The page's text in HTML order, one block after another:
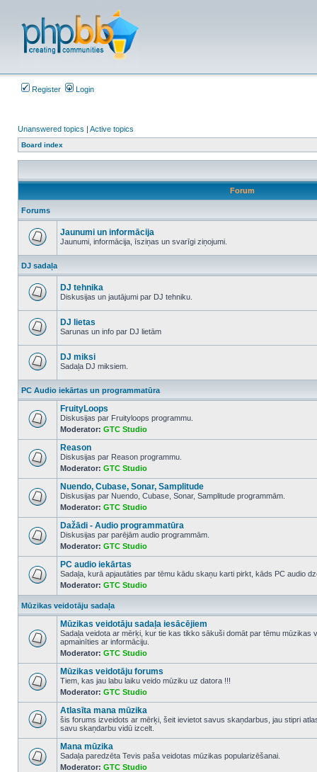
Register Login
Unanswered topics | Active topics
Board index
Forum
Forums
unread
posts
Jaunumi un informācija
Jaunumi, informācija, īsziņas un svarīgi ziņojumi.
DJ sadaļa
unread
posts
DJ tehnika
Diskusijas un jautājumi par DJ tehniku.
unread
posts
DJ lietas
Sarunas un info par DJ lietām
unread
posts
DJ miksi
Sadaļa DJ miksiem.
PC Audio iekārtas un programmatūra
No
unread
posts
FruityLoops
Diskusijas par Fruityloops programmu.
Moderator: GTC Studio
No
unread
posts
Reason
Diskusijas par Reason programmu.
Moderator: GTC Studio
No
unread
posts
Nuendo, Cubase, Sonar, Samplitude
Diskusijas par Nuendo, Cubase, Sonar, Samplitude programmām.
Moderator: GTC Studio
No
unread
posts
Dažādi - Audio programmatūra
Diskusijas par parējām audio programmām.
Moderator: GTC Studio
No
unread
posts
PC audio iekārtas
Sadaļa, kurā apjautāties par tēmu kādu skaņu karti pirkt, kāds PC audio
Moderator: GTC Studio
Mūzikas veidotāju sadaļa
No
posts
Mūzikas veidotāju sadaļa iesācējiem
Sadaļa veidota ar mērķi, kur tie kas tikko sākuši domāt par tēmu mūzikas
apmainīties ar informāciju.
Moderator: GTC Studio
No
unread
posts
Mūzikas veidotāju forums
Tiem, kas jau labu laiku veido mūziku uz datora !!!
Moderator: GTC Studio
No
unread
posts
Atlasīta mana mūzika
šis forums izveidots ar mērķi, šeit ievietot savus skaņdarbus, jau stipri
savu skaņdarbu vidū izcelt.
No
Mana mūzika
Sadaļa paredzēta Tevis paša veidotas mūzikas popularizēšanai.
Moderator: GTC Studio